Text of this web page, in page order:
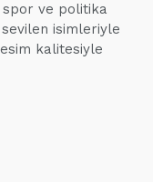
spor ve politika
sevilen isimleriyle
kalitesiyle